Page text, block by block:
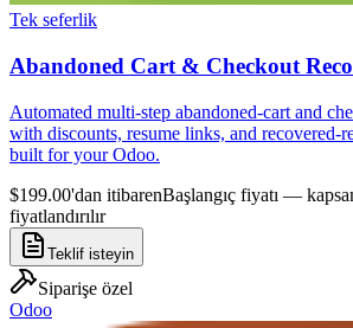
Tek seferlik
Abandoned Cart & Checkout
Automated multi-step abandoned-cart and
with discounts, resume links, and
built for your Odoo.
$199.00'dan itibarenBaşlangıç fiyatı —
fiyatlandırılır
Teklif isteyin
Siparişe özel
Odoo